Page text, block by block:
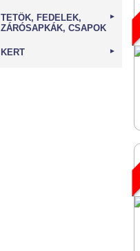
TETŐK, FEDELEK,
ZÁRÓSAPKÁK, CSAPOK
►
KERT ►